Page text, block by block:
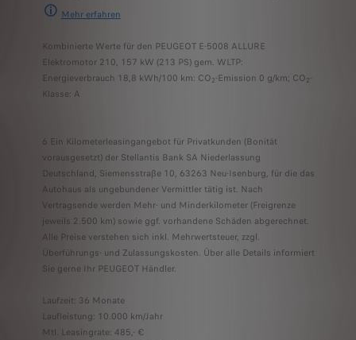
Mehr erfahren
Kombinierte Werte für den PEUGEOT E-5008 ALLURE
Elektromotor 210, 157 kW (213 PS) gem. WLTP:
Energieverbrauch 18,8 kWh/100 km: CO2-Emission 0 g/km; CO2-
Klasse: A
6 Ein Kilometerleasingangebot für Privatkunden (Bonität
vorausgesetzt) der Stellantis Bank SA Niederlassung
Deutschland, Siemensstraße 10, 63263 Neu-Isenburg, für die das
Autohaus als ungebundener Vermittler tätig ist. Nach
Vertragsende werden Mehr- und Minderkilometer (Freigrenze
jeweils 2.500 km) sowie ggf. vorhandene Schäden abgerechnet.
Alle Preise verstehen sich inkl. Mehrwertsteuer, zzgl.
Überführungs- und Zulassungskosten. Über alle Details informiert
Sie gerne Ihr PEUGEOT Händler.
Laufzeit: 36 Monate
Laufleistung: 10.000 km/Jahr
Mtl. Leasingrate: 485,- €